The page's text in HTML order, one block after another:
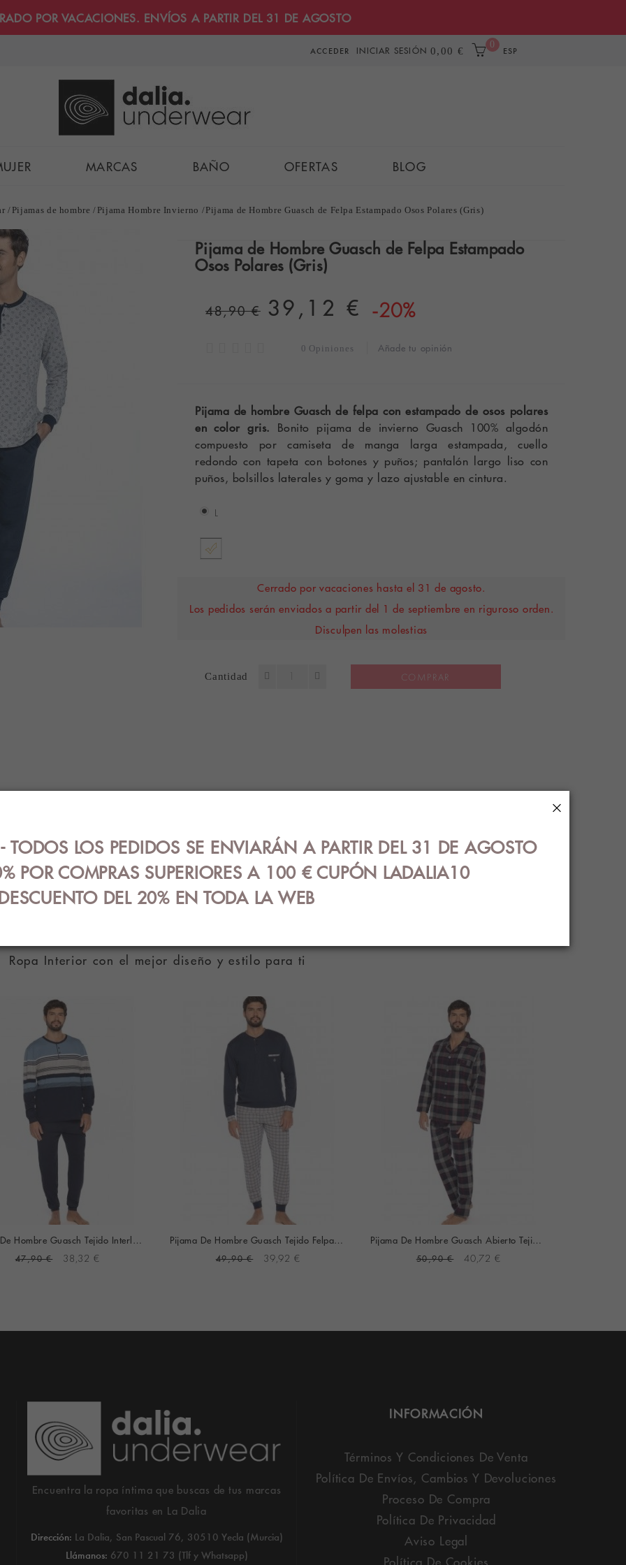
POR VACACIONES. ENVÍOS A PARTIR DEL 31 DE AGOSTO
ACCEDER INICIAR SESIÓN 0,00 €
0
ESP
MARCAS BAÑO OFERTAS BLOG
Pijamas de hombre Pijama Hombre Invierno Pijama de Hombre Guasch de Felpa Estampado Osos Polares (Gris)
Pijama de Hombre Guasch de Felpa Estampado
Osos Polares (Gris)
48,90 € 39,12 € -20%
0 Opiniones Añade tu opinión
Pijama de hombre Guasch de felpa con estampado de osos polares
en color gris. Bonito pijama de invierno Guasch 100% algodón
compuesto por camiseta de manga larga estampada, cuello
redondo con tapeta con botones y puños; pantalón largo liso con
puños, bolsillos laterales y goma y lazo ajustable en cintura.
L
Cerrado por vacaciones hasta el 31 de agosto.
Los pedidos serán enviados a partir del 1 de septiembre en riguroso orden.
Disculpen las molestias
Cantidad COMPRAR
de osos polares en color gris.
Ropa Interior con el mejor diseño y estilo para ti
Pijama De Hombre Guasch Tejido Interlock Listado (Marino)
47,90 € 38,32 €
Pijama De Hombre Guasch Tejido Felpa Liso Y Estampado (Marino)
49,90 € 39,92 €
Pijama De Hombre Guasch Abierto Tejido Viella Estampado Cuadros
50,90 € 40,72 €
Encuentra la ropa íntima que buscas de tus marcas
favoritas en La Dalia
Dirección: La Dalia, San Pascual 76, 30510 Yecla (Murcia)
Llámanos: 670 11 21 73 (Tlf y Whatsapp)
INFORMACIÓN
Términos Y Condiciones De Venta
Política De Envíos, Cambios Y Devoluciones
Proceso De Compra
Política De Privacidad
Aviso Legal
Política De Cookies
LOS PEDIDOS SE ENVIARÁN A PARTIR DEL 31 DE AGOSTO
POR COMPRAS SUPERIORES A 100 € CUPÓN LADALIA10
DEL 20% EN TODA LA WEB
×